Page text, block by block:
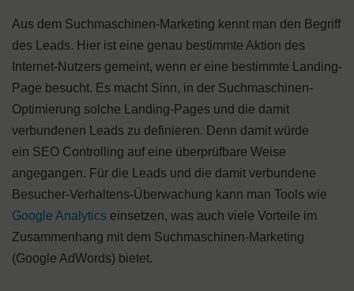
Aus dem Suchmaschinen-Marketing kennt man den Begriff
des Leads. Hier ist eine genau bestimmte Aktion des
Internet-Nutzers gemeint, wenn er eine bestimmte Landing-
Page besucht. Es macht Sinn, in der Suchmaschinen-
Optimierung solche Landing-Pages und die damit
verbundenen Leads zu definieren. Denn damit würde
ein SEO Controlling auf eine überprüfbare Weise
angegangen. Für die Leads und die damit verbundene
Besucher-Verhaltens-Überwachung kann man Tools wie
Google Analytics einsetzen, was auch viele Vorteile im
Zusammenhang mit dem Suchmaschinen-Marketing
(Google AdWords) bietet.